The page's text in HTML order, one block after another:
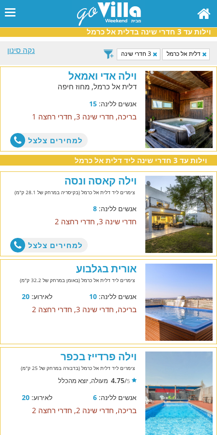
וילות עד 3 חדרי שינה בדלית אל כרמל
נקה סינון
דלית אל כרמל 3 חדרי שינה
וילה אדי ואמאל
דלית אל כרמל, מחוז חיפה
אנשים ללינה:15
בריכה, חדרי שינה 3, חדרי רחצה 1
למחירים צלצל
וילות עד 3 חדרי שינה ליד דלית אל כרמל
וילה קאסה ונסה
צימרים ליד דלית אל כרמל (בקיסריה במרחק של 28.1 ק"מ)
אנשים ללינה:8
חדרי שינה 3, חדרי רחצה 2
למחירים צלצל
אורית בגלבוע
צימרים ליד דלית אל כרמל (באומן במרחק של 32.2 ק"מ)
אנשים ללינה:10 לאירוע:20
בריכה, חדרי שינה 3, חדרי רחצה 2
וילה פרדייז בכפר
צימרים ליד דלית אל כרמל (בדבורה במרחק של 25 ק"מ)
5
/
4.75 מעולה, יוצא מהכלל
אנשים ללינה:6 לאירוע:20
בריכה, חדרי שינה 2, חדרי רחצה 2